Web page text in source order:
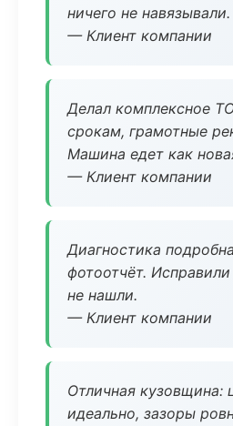
ничего не навязывали.
— Клиент компании
Делал комплексное
срокам, грамотные
Машина едет как
— Клиент компании
Диагностика
фотоотчёт.
не нашли.
— Клиент компании
Отличная кузовщина:
идеально, зазоры